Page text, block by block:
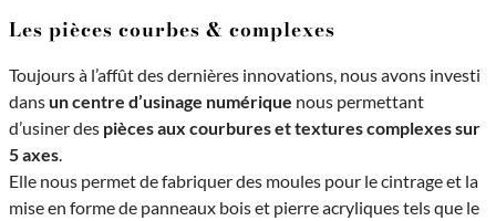
Les pièces courbes & complexes
Toujours à l’affût des dernières innovations, nous avons investi
dansun centre d’usinage numérique nous permettant
d’usiner des pièces aux courbures et textures complexes sur
5 axes
Elle nous permet de fabriquer des moules pour le cintrage et la
mise en forme de panneaux bois et pierre acryliques tels que le